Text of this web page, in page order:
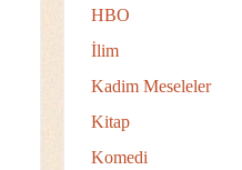
HBO
İlim
Kadim Meseleler
Kitap
Komedi